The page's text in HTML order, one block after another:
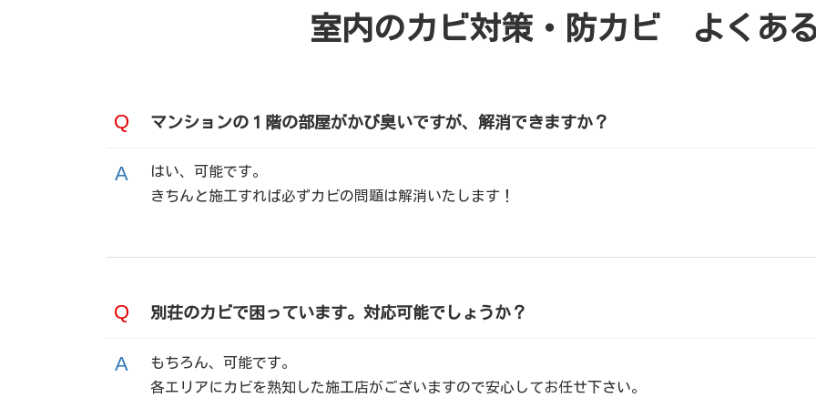
室内のカビ対策・防カビ よくあ
マンションの１階の部屋がかび臭いですが、解消できますか？
はい、可能です。
きちんと施工すれば必ずカビの問題は解消いたします！
別荘のカビで困っています。対応可能でしょうか？
もちろん、可能です。
各エリアにカビを熟知した施工店がございますので安心してお任せ下さい。